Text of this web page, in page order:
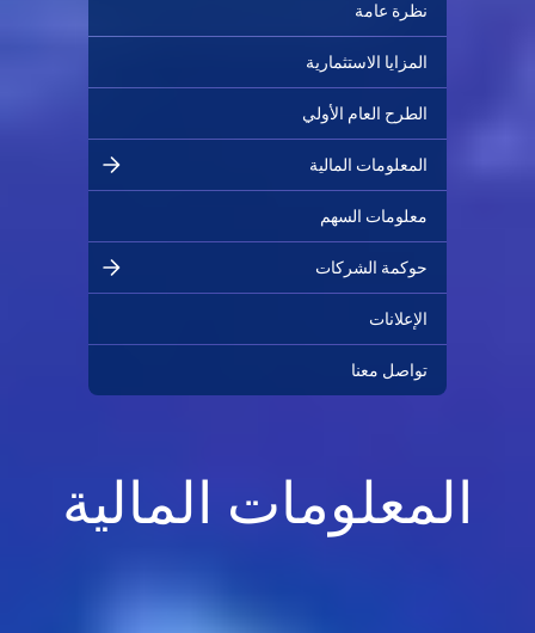
نظرة عامة
المزايا الاستثمارية
الطرح العام الأولي
المعلومات المالية
معلومات السهم
حوكمة الشركات
الإعلانات
تواصل معنا
المعلومات المالية